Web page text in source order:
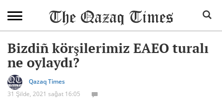
Bizdiñ körşilerimiz EAEO turalı
ne oylaydı?
Qazaq Times
31 Şilde, 2021 sağat 16:05